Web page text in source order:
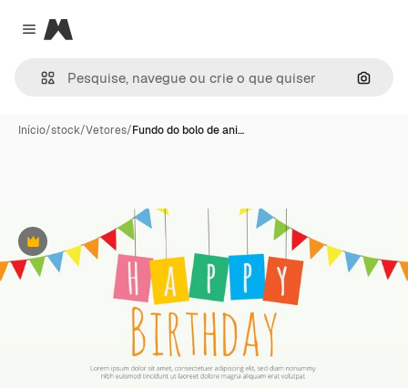
Close menu
Magnific
Início/stock/Vetores/Fundo do bolo de ani…
Premium